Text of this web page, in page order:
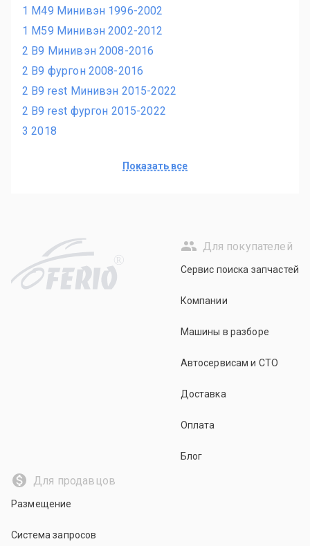
1 M49 Минивэн 1996-2002
1 M59 Минивэн 2002-2012
2 B9 Минивэн 2008-2016
2 B9 фургон 2008-2016
2 B9 rest Минивэн 2015-2022
2 B9 rest фургон 2015-2022
3 2018
Показать все
R
Для покупателей
Сервис поиска запчастей
Компании
Машины в разборе
Автосервисам и СТО
Доставка
Оплата
Блог
Для продавцов
Размещение
Система запросов